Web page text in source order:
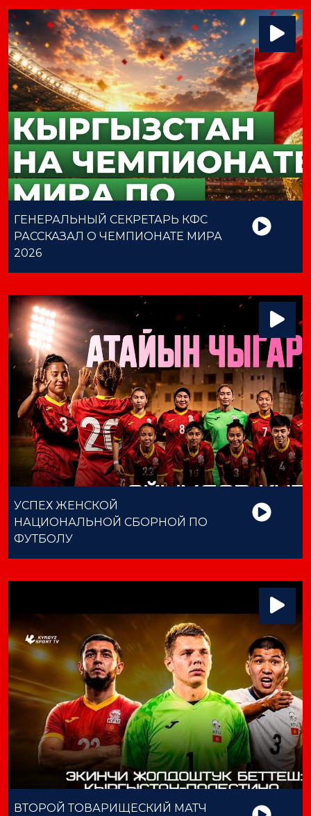
ГЕНЕРАЛЬНЫЙ СЕКРЕТАРЬ КФС
РАССКАЗАЛ О ЧЕМПИОНАТЕ МИРА
2026
УСПЕХ ЖЕНСКОЙ
НАЦИОНАЛЬНОЙ СБОРНОЙ ПО
ФУТБОЛУ
ВТОРОЙ ТОВАРИЩЕСКИЙ МАТЧ